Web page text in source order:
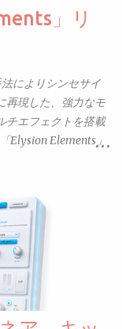
」リ
によりシンセサイ
再現した、強力なモ
チエフェクトを搭載
Elysion Elements」
ます。複数の設定に
アルペジオがプロ
ルペジオを切るこ
ブラリは、音を一
ます。 しかし、
様々な音源から、
各レイヤーを整形